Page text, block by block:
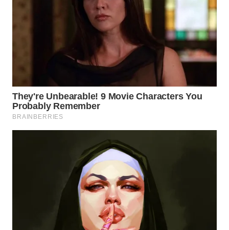
Media
WAHANA
NEWS
WAHANA